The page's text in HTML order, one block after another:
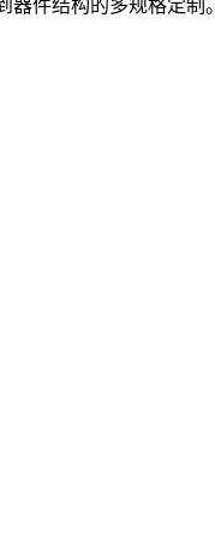
器件结构的多规格定制